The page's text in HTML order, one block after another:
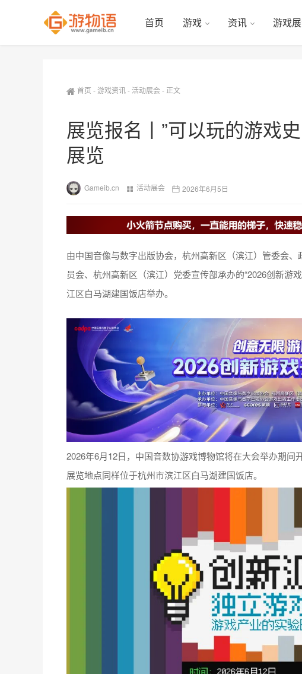
首页 游戏 资讯 游戏
首页 -游戏资讯-活动展会- 正文
展览报名丨”可以玩的游戏
展览
Gameib.cn 活动展会 2026年6月5日
由中国音像与数字出版协会，杭州高新区（滨江）管委会
员会、杭州高新区（滨江）党委宣传部承办的“2026创新游
江区白马湖建国饭店举办。
2026年6月12日，中国音数协游戏博物馆将在大会举办期间
展览地点同样位于杭州市滨江区白马湖建国饭店。